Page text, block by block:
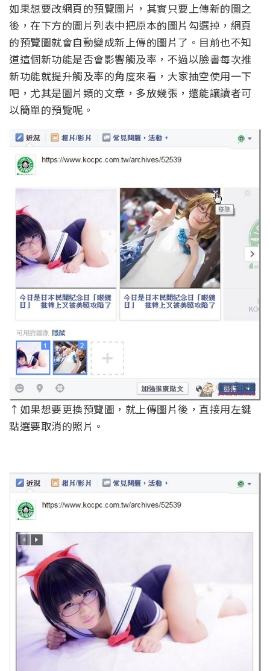
如果想要改網頁的預覽圖片，其實只要上傳新的圖之
後，在下方的圖片列表中把原本的圖片勾選掉，網頁
的預覽圖就會自動變成新上傳的圖片了。目前也不知
道這個新功能是否會影響觸及率，不過以臉書每次推
新功能就提升觸及率的角度來看，大家抽空使用一下
吧，尤其是圖片類的文章，多放幾張，還能讓讀者可
以簡單的預覽呢。
↑如果想要更換預覽圖，就上傳圖片後，直接用左鍵
點選要取消的照片。